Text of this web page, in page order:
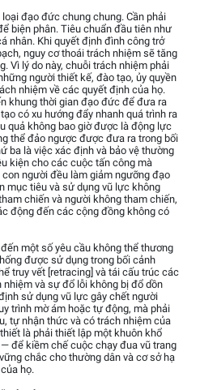
đạo đức chung chung. Cần phải
biện phân. Tiêu chuẩn đầu tiên như
nhân. Khi quyết định đình công trở
nguy cơ thoái trách nhiệm sẽ tăng
Vì lý do này, chuỗi trách nhiệm phải
người thiết kế, đào tạo, ủy quyền
nhiệm về các quyết định của họ.
khung thời gian đạo đức để đưa ra
có xu hướng đẩy nhanh quá trình ra
quả không bao giờ được là động lực
thể đảo ngược được đưa ra trong bối
ba là việc xác định và bảo vệ thường
kiện cho các cuộc tấn công mà
người đều làm giảm ngưỡng đạo
mục tiêu và sử dụng vũ lực không
chiến và người không tham chiến,
động đến các cộng đồng không có
một số yêu cầu không thể thương
được sử dụng trong bối cảnh
truy vết [retracing] và tái cấu trúc các
và sự đổ lỗi không bị đổ dồn
sử dụng vũ lực gây chết người
trình mờ ám hoặc tự động, mà phải
tự nhận thức và có trách nhiệm của
là phải thiết lập một khuôn khổ
để kiềm chế cuộc chạy đua vũ trang
chắc cho thường dân và cơ sở hạ
họ.